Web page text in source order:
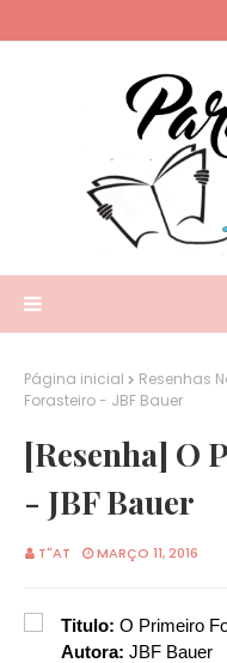
Página inicial Resenhas
Forasteiro - JBF Bauer
[Resenha] O
- JBF Bauer
T"AT MARÇO 11, 2016
Titulo: O Primeiro
Autora: JBF Bauer